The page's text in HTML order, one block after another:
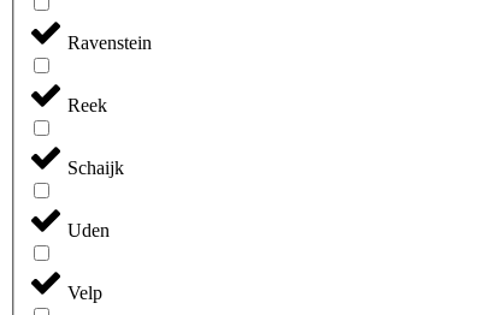
Ravenstein
Reek
Schaijk
Uden
Velp